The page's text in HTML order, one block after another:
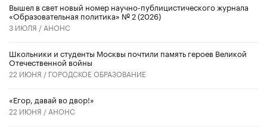
Вышел в свет новый номер научно-публицистического журнала
«Образовательная политика» № 2 (2026)
3 ИЮЛЯ / АНОНС
Школьники и студенты Москвы почтили память героев Великой
Отечественной войны
22 ИЮНЯ / ГОРОДСКОЕ ОБРАЗОВАНИЕ
«Егор, давай во двор!»
22 ИЮНЯ / АНОНС